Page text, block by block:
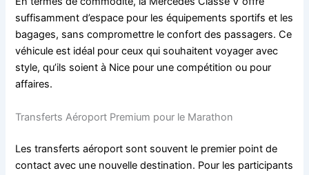
suffisamment d’espace pour les équipements sportifs et les
bagages, sans compromettre le confort des passagers. Ce
véhicule est idéal pour ceux qui souhaitent voyager avec
style, qu’ils soient à Nice pour une compétition ou pour
affaires.
Transferts Aéroport Premium pour le Marathon
Les transferts aéroport sont souvent le premier point de
contact avec une nouvelle destination. Pour les participants